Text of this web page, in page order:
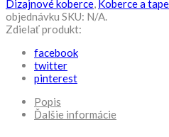
Dizajnové koberce, Koberce a
objednávku SKU: N/A.
Zdielať produkt:
facebook
twitter
pinterest
Popis
Ďalšie informácie